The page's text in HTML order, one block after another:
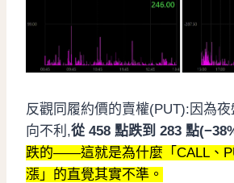
反觀同履約價的賣權(PUT):因為
向不利,從 458 點跌到 283 點
跌的——這就是為什麼「CALL、
漲」的直覺其實不準。